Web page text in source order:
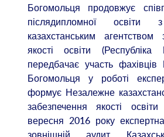
Богомольця продовжує
післядипломної освіти
казахстанським агентством
якості освіти
передбачає участь
Богомольця у роботі
формує Незалежне
забезпечення якості
вересня 2016 року